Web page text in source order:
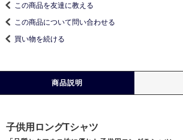
この商品を友達に教える
この商品について問い合わせる
買い物を続ける
商品説明
子供用ロングTシャツ